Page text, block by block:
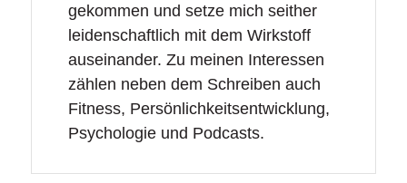
gekommen und setze mich seither
leidenschaftlich mit dem Wirkstoff
auseinander. Zu meinen Interessen
zählen neben dem Schreiben auch
Fitness, Persönlichkeitsentwicklung,
Psychologie und Podcasts.